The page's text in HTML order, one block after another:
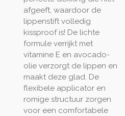
afgeeft, waardoor de
lippenstift volledig
kissproof is! De lichte
formule verrijkt met
vitamine E en avocado-
olie verzorgt de lippen en
maakt deze glad. De
flexibele applicator en
romige structuur zorgen
voor een comfortabele